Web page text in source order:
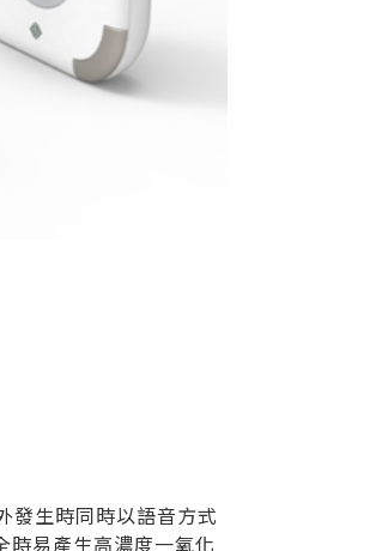
發生時同時以語音方式
時易產生高濃度一氧化